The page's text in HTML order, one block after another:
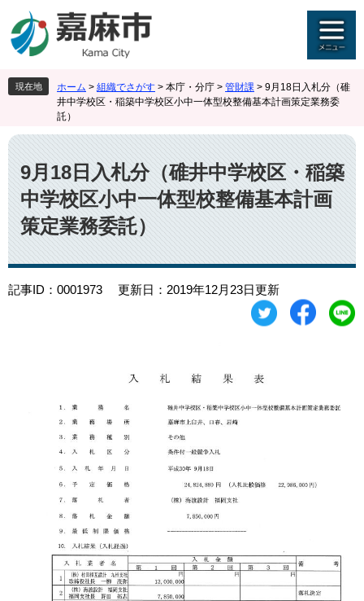
ジ
先
頭
。
ュ
を
飛
て
本
文
へ
現在地 ホーム > 組織でさがす > 本庁・分庁 > 管財課 > 9月18日入札分（碓
井中学校区・稲築中学校区小中一体型校整備基本計画策定業務委
託）
本
文
9月18日入札分（碓井中学校区・稲築
中学校区小中一体型校整備基本計画
策定業務委託）
記事ID：0001973 更新日：2019年12月23日更新